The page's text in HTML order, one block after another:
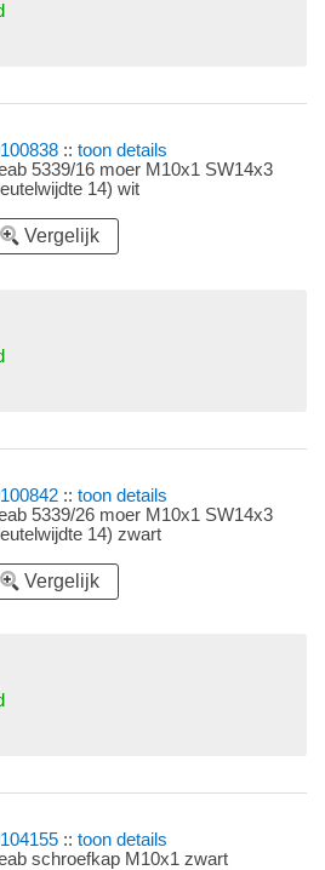
::toon details
5339/16 moer M10x1 SW14x3
14) wit
Vergelijk
::toon details
5339/26 moer M10x1 SW14x3
14) zwart
Vergelijk
::toon details
schroefkap M10x1 zwart